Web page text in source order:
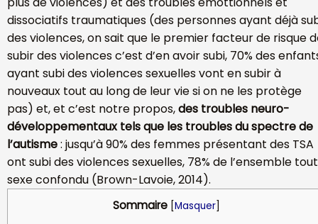
dissociatifs traumatiques (des personnes ayant déjà
des violences, on sait que le premier facteur de risque
subir des violences c’est d’en avoir subi, 70% des
ayant subi des violences sexuelles vont en subir à
nouveaux tout au long de leur vie si on ne les protège
pas) et, et c’est notre propos,des troubles neuro-
développementaux tels que les troubles du spectre de
l’autisme: jusqu’à 90% des femmes présentant des TSA
ont subi des violences sexuelles, 78% de l’ensemble tout
sexe confondu (Brown-Lavoie, 2014).
Sommaire [Masquer]